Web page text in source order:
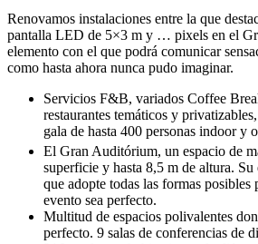
Renovamos instalaciones entre la que
pantalla LED de 5×3 m y … pixels en el
elemento con el que podrá comunicar
como hasta ahora nunca pudo imaginar.
Servicios F&B, variados Coffee
restaurantes temáticos y
gala de hasta 400 personas indoor y
El Gran Auditórium, un espacio de
superficie y hasta 8,5 m de altura.
que adopte todas las formas posibles
evento sea perfecto.
Multitud de espacios polivalentes
perfecto. 9 salas de conferencias de